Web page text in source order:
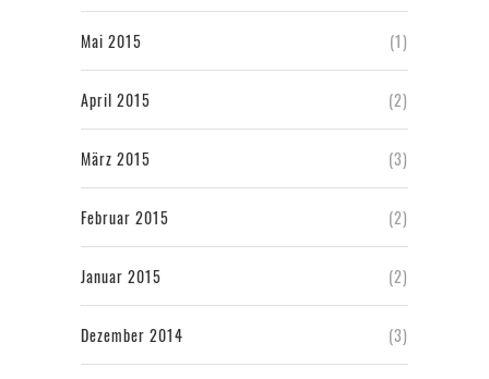
Mai 2015 (1)
April 2015 (2)
März 2015 (3)
Februar 2015 (2)
Januar 2015 (2)
Dezember 2014 (3)